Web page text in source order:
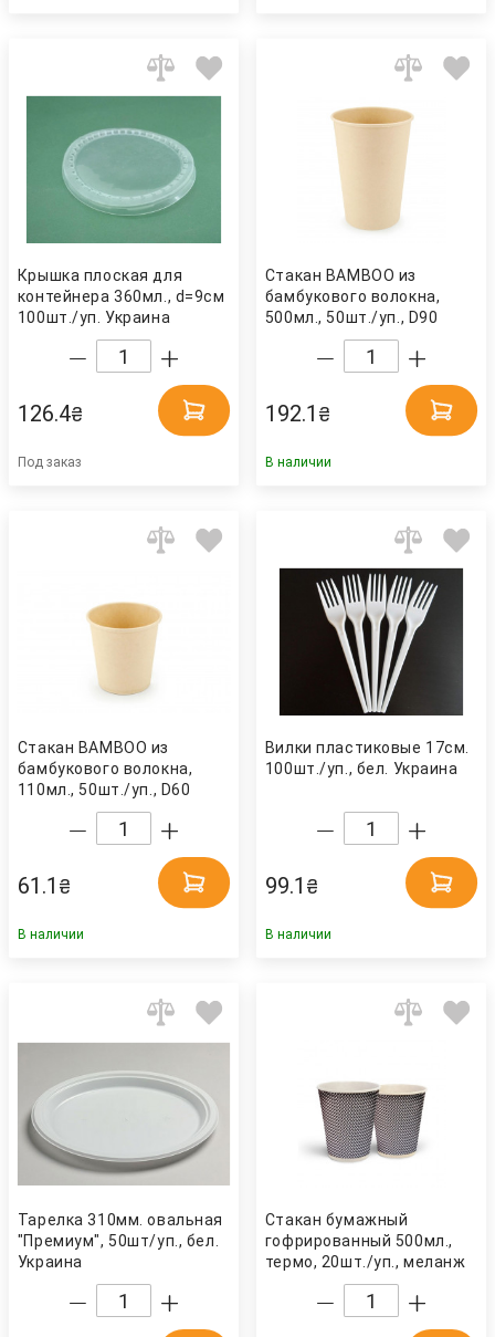
Крышка плоская для
контейнера 360мл., d=9см
100шт./уп. Украина
126.4₴
Под заказ
Стакан BAMBOO из
бамбукового волокна,
500мл., 50шт./уп., D90
192.1 ₴
В наличии
Стакан BAMBOO из
бамбукового волокна,
110мл., 50шт./уп., D60
61.1 ₴
В наличии
Вилки пластиковые 17см.
100шт./уп., бел. Украина
99.1 ₴
В наличии
Тарелка 310мм. овальная
"Премиум", 50шт/уп., бел.
Украина
Стакан бумажный
гофрированный 500мл.,
термо, 20шт./уп., меланж